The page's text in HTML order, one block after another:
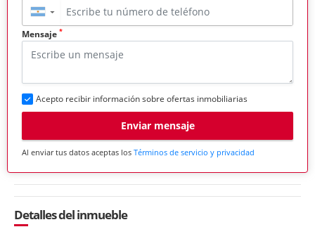
▼
Mensaje *
Acepto recibir información sobre ofertas inmobiliarias
Enviar mensaje
Al enviar tus datos aceptas los Términos de servicio y privacidad
Detalles del inmueble